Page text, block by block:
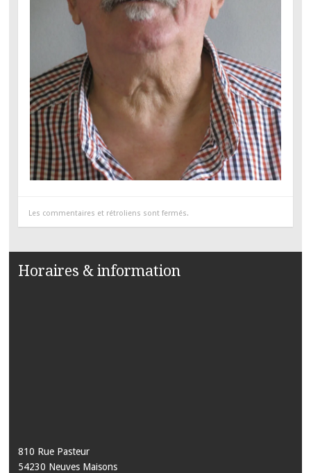
Les commentaires et rétroliens sont fermés.
Horaires & information
810 Rue Pasteur
54230 Neuves Maisons